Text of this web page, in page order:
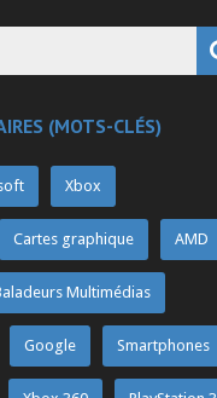
(MOTS-CLÉS)
Xbox
Cartes graphique AMD
Multimédias
Google Smartphones